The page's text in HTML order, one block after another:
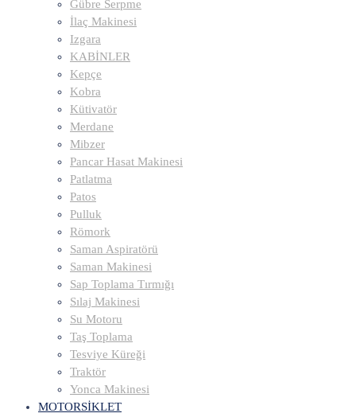
Gübre Serpme
İlaç Makinesi
Izgara
KABİNLER
Kepçe
Kobra
Kütivatör
Merdane
Mibzer
Pancar Hasat Makinesi
Patlatma
Patos
Pulluk
Römork
Saman Aspiratörü
Saman Makinesi
Sap Toplama Tırmığı
Sılaj Makinesi
Su Motoru
Taş Toplama
Tesviye Küreği
Traktör
Yonca Makinesi
MOTORSİKLET